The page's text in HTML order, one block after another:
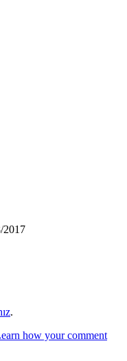
2017
.
how your comment